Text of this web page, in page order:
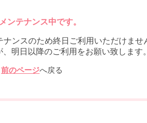
ンテナンス中です。
ナンスのため終日ご利用いただけませ
明日以降のご利用をお願い致します
前のページへ戻る